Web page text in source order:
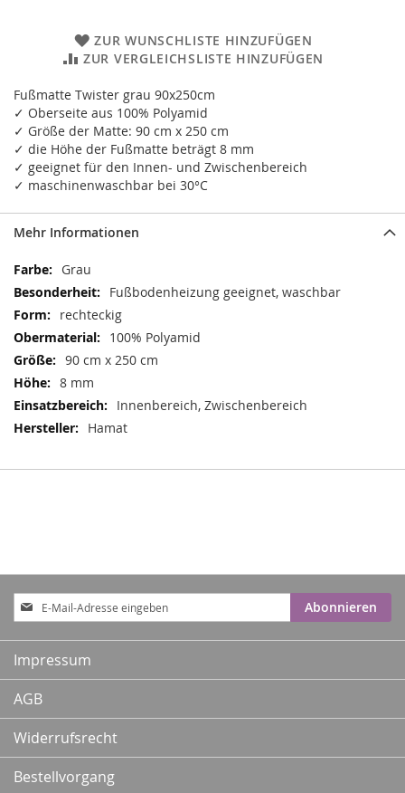
ZUR WUNSCHLISTE HINZUFÜGEN
ZUR VERGLEICHSLISTE HINZUFÜGEN
Fußmatte Twister grau 90x250cm
✓ Oberseite aus 100% Polyamid
✓ Größe der Matte: 90 cm x 250 cm
✓ die Höhe der Fußmatte beträgt 8 mm
✓ geeignet für den Innen- und Zwischenbereich
✓ maschinenwaschbar bei 30°C
Mehr Informationen
Mehr
Informationen
Grau
Fußbodenheizung geeignet, waschbar
rechteckig
100% Polyamid
90 cm x 250 cm
8 mm
Innenbereich, Zwischenbereich
Hamat
Anmeldung
zum
Newsletter:
Abonnieren
Impressum
AGB
Widerrufsrecht
Bestellvorgang